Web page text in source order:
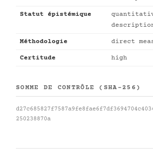
Statut épistémique
Méthodologie direct
Certitude high
SOMME DE CONTRÔLE (SHA-256)
250238870a